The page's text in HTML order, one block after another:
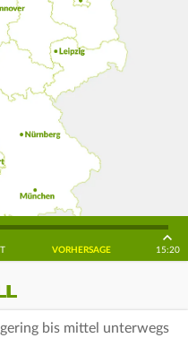
VORHERSAGE 15:20
bis mittel unterwegs